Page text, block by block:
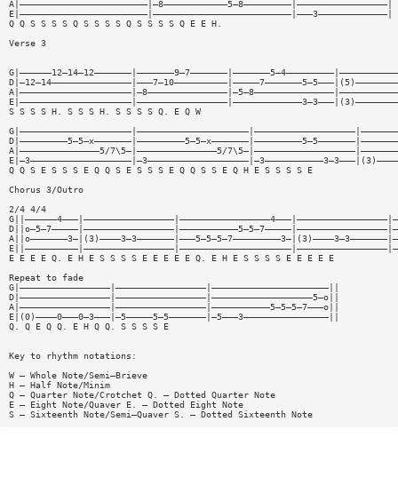
A|————————————————————————|—8————————————5—8—————————|—————————————————|
E|————————————————————————|——————————————————————————|———3—————————————|
Q Q S S S S Q S S S S Q S S S S Q E E H.
Verse 3
S S S S H. S S S H. S S S S Q. E Q W
A|———————————————5/7\5—|———————————————5/
Q Q S E S S S E Q Q S E S S S E Q Q S S E Q H E S S S S E
Chorus 3/Outro
2/4 4/4
E E E E Q. E H E S S S S E E E E E Q. E H E S S S S E E E E E
Repeat to fade
G|—————————————————|—————————————————|——————————————————————||
D|—————————————————|—————————————————|———————————————————5—o||
A|—————————————————|—————————————————|———————————5—5—5—7———o||
E|(0)————0———0—3———|—5—————5—5———————|—5———3————————————————||
Q. Q E Q Q. E H Q Q. S S S S E
Key to rhythm notations:
W — Whole Note/Semi—Brieve
H — Half Note/Minim
Q — Quarter Note/Crotchet Q. — Dotted Quarter Note
E — Eight Note/Quaver E. — Dotted Eight Note
S — Sixteenth Note/Semi—Quaver S. — Dotted Sixteenth Note